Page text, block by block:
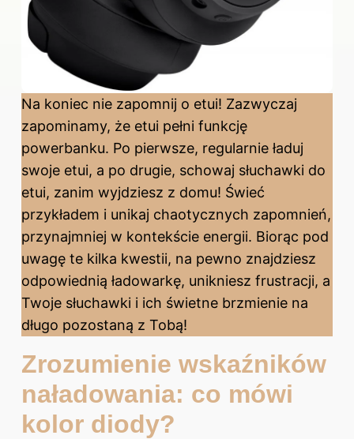
Na koniec nie zapomnij o etui! Zazwyczaj
zapominamy, że etui pełni funkcję
powerbanku. Po pierwsze, regularnie ładuj
swoje etui, a po drugie, schowaj słuchawki do
etui, zanim wyjdziesz z domu! Świeć
przykładem i unikaj chaotycznych zapomnień,
przynajmniej w kontekście energii. Biorąc pod
uwagę te kilka kwestii, na pewno znajdziesz
odpowiednią ładowarkę, unikniesz frustracji, a
Twoje słuchawki i ich świetne brzmienie na
długo pozostaną z Tobą!
Zrozumienie wskaźników
naładowania: co mówi
kolor diody?